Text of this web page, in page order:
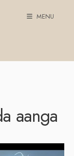
MENU
aanga